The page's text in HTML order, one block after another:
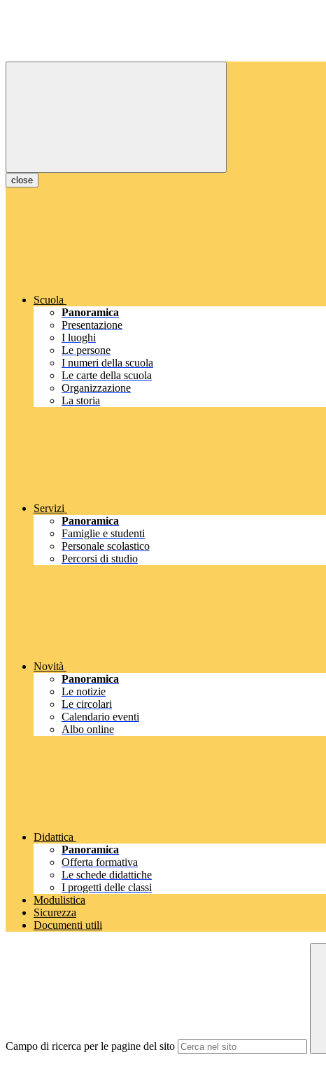
close
Scuola
Panoramica
Presentazione
I luoghi
Le persone
I numeri della scuola
Le carte della scuola
Organizzazione
La storia
Servizi
Panoramica
Famiglie e studenti
Personale scolastico
Percorsi di studio
Novità
Panoramica
Le notizie
Le circolari
Calendario eventi
Albo online
Didattica
Panoramica
Offerta formativa
Le schede didattiche
I progetti delle classi
Modulistica
Sicurezza
Documenti utili
Campo di ricerca per le pagine del sito